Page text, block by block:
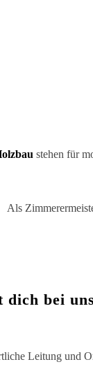
stehen für
Als
dich bei uns
Leitung und